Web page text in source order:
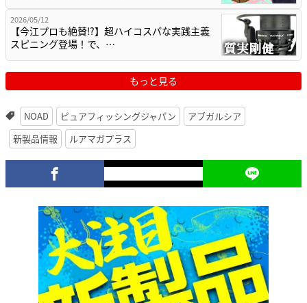
2026/05/12
【今江プロも絶賛⁉】超ハイコスパな実践主義
スピニング登場！で、…
もっと見る
NOAD ピュアフィッシングジャパン
アブガルシア
新製品情報
ルアマガプラス